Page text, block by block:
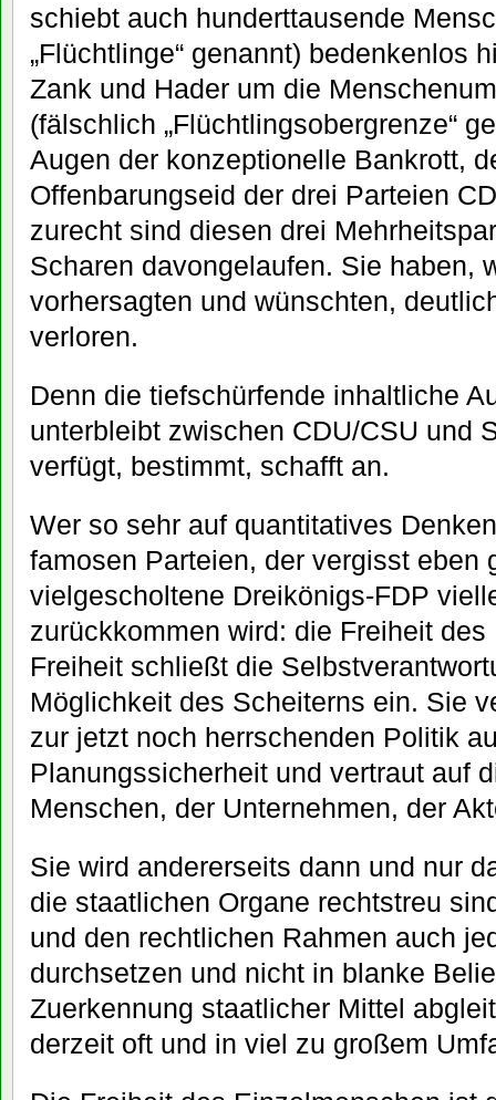
schiebt auch hunderttausende
„Flüchtlinge“ genannt) bedenkenlos
Zank und Hader um die
(fälschlich „Flüchtlingsobergrenze“
Augen der konzeptionelle Bankrott,
Offenbarungseid der drei Parteien
zurecht sind diesen drei
Scharen davongelaufen. Sie haben,
vorhersagten und wünschten,
verloren.
Denn die tiefschürfende inhaltliche
unterbleibt zwischen CDU/CSU und
verfügt, bestimmt, schafft an.
Wer so sehr auf quantitatives
famosen Parteien, der vergisst eben
vielgescholtene Dreikönigs-FDP
zurückkommen wird: die Freiheit
Freiheit schließt die
Möglichkeit des Scheiterns ein. Sie
zur jetzt noch herrschenden Politik
Planungssicherheit und vertraut auf
Menschen, der Unternehmen, der
Sie wird andererseits dann und nur
die staatlichen Organe rechtstreu
und den rechtlichen Rahmen auch
durchsetzen und nicht in blanke
Zuerkennung staatlicher Mittel
derzeit oft und in viel zu großem